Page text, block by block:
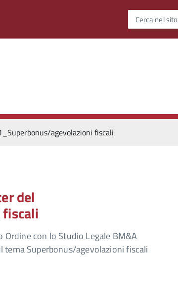
Cerca nel sito
agevolazioni fiscali
del
Ordine con lo Studio Legale BM&A
Superbonus/agevolazioni fiscali